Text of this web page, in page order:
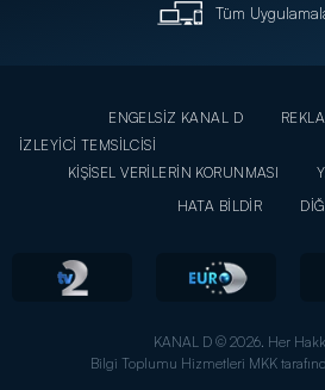
Tüm
ENGELSİZ KANAL D
İZLEYİCİ TEMSİLCİSİ
KİŞİSEL VERİLERİN KORUNMASI
HATA BİLDİR
KANAL D © 2026. Her
Bilgi Toplumu Hizmetleri MKK